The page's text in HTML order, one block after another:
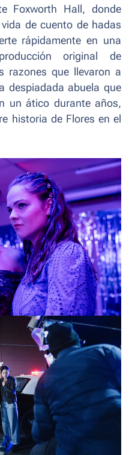
Foxworth Hall, donde
de cuento de hadas
rápidamente en una
original de
razones que llevaron a
despiadada abuela que
un ático durante años,
historia de Flores en el